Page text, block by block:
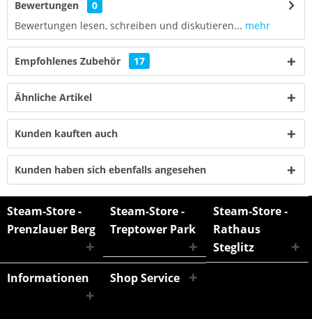
Bewertungen
0
Bewertungen lesen, schreiben und diskutieren... mehr
Empfohlenes Zubehör 17
Ähnliche Artikel
Kunden kauften auch
Kunden haben sich ebenfalls angesehen
Steam-Store -
Prenzlauer Berg
Steam-Store -
Treptower Park
Steam-Store -
Rathaus
Steglitz
Informationen
Shop Service